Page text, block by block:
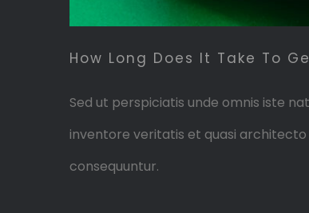
How Long Does It Take To
Sed ut perspiciatis unde omnis iste
inventore veritatis et quasi
consequuntur.